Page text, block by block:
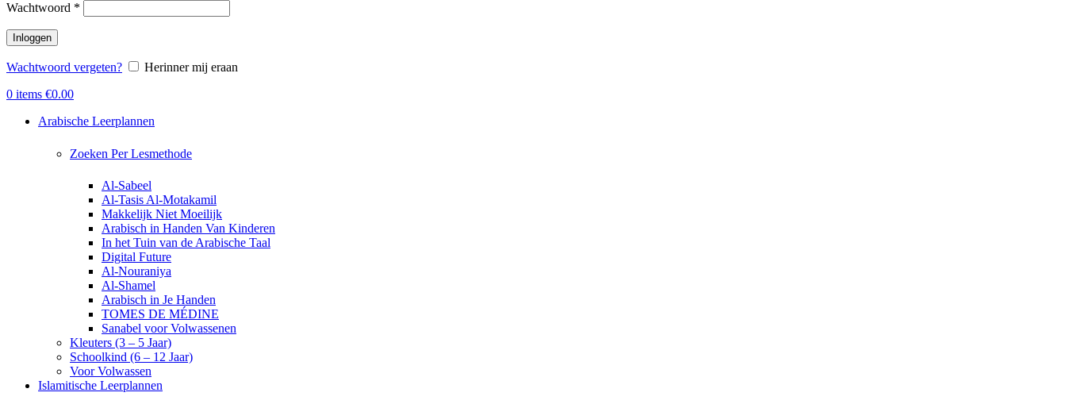
Wachtwoord *
Inloggen
Wachtwoord vergeten?
Herinner mij eraan
0 items €0.00
Arabische Leerplannen
Zoeken Per Lesmethode
Al-Sabeel
Al-Tasis Al-Motakamil
Makkelijk Niet Moeilijk
Arabisch in Handen Van Kinderen
In het Tuin van de Arabische Taal
Digital Future
Al-Nouraniya
Al-Shamel
Arabisch in Je Handen
TOMES DE MÉDINE
Sanabel voor Volwassenen
Kleuters (3 – 5 Jaar)
Schoolkind (6 – 12 Jaar)
Voor Volwassen
Islamitische Leerplannen